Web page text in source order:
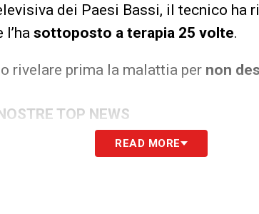
dei Paesi Bassi, il tecnico ha
sottoposto a terapia 25 volte.
rivelare prima la malattia per non
TOP NEWS
READ MORE